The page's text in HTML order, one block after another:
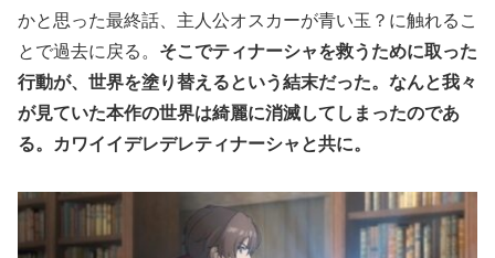
かと思った最終話、主人公オスカーが青い玉？に触れるこ
とで過去に戻る。 そこでティナーシャを救うために取った
行動が、世界を塗り替えるという結末だった。なんと我々
が見ていた本作の世界は綺麗に消滅してしまったのであ
る。カワイイデレデレティナーシャと共に。